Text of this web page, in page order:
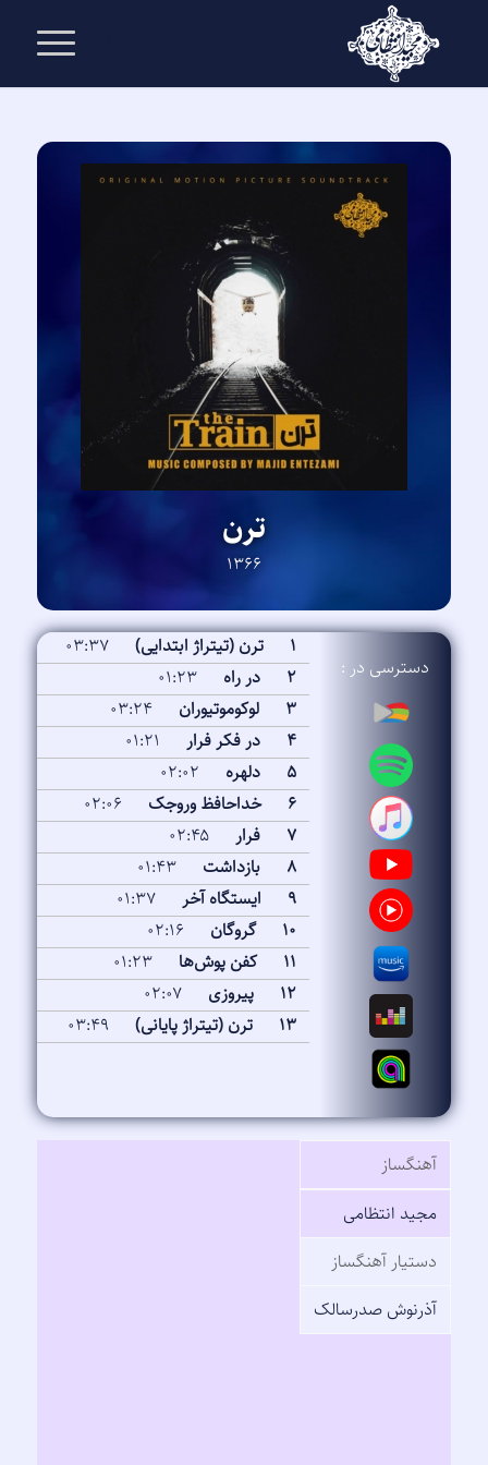
ترن
۱۳۶۶
دسترسی در :
۱ ترن (تیتراژ ابتدایی)
۰۳:۳۷
۲
در راه
۰۱:۲۳
۳
لوکوموتیوران
۰۳:۲۴
۴
در فکر فرار
۰۱:۲۱
۵
دلهره
۰۲:۰۲
۶
خداحافظ وروجک
۰۲:۰۶
۷
فرار
۰۲:۴۵
۸
بازداشت
۰۱:۴۳
۹
ایستگاه آخر
۰۱:۳۷
۱۰
گروگان
۰۲:۱۶
۱۱
کفن پوش‌ها
۰۱:۲۳
۱۲
پیروزی
۰۲:۰۷
۱۳
ترن (تیتراژ پایانی) ۰۳:۴۹
آهنگساز
مجید انتظامی
دستیار آهنگساز
آذرنوش صدرسالک